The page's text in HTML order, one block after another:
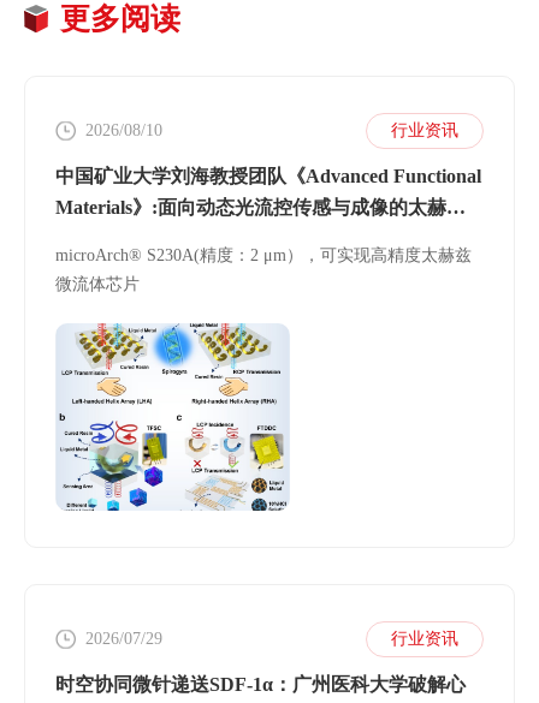
更多阅读
2026/08/10 行业资讯
中国矿业大学刘海教授团队《Advanced Functional
Materials》:面向动态光流控传感与成像的太赫兹
microArch® S230A(精度：2 μm），可实现高精度太赫兹
微流体芯片
2026/07/29 行业资讯
时空协同微针递送SDF-1α：广州医科大学破解心